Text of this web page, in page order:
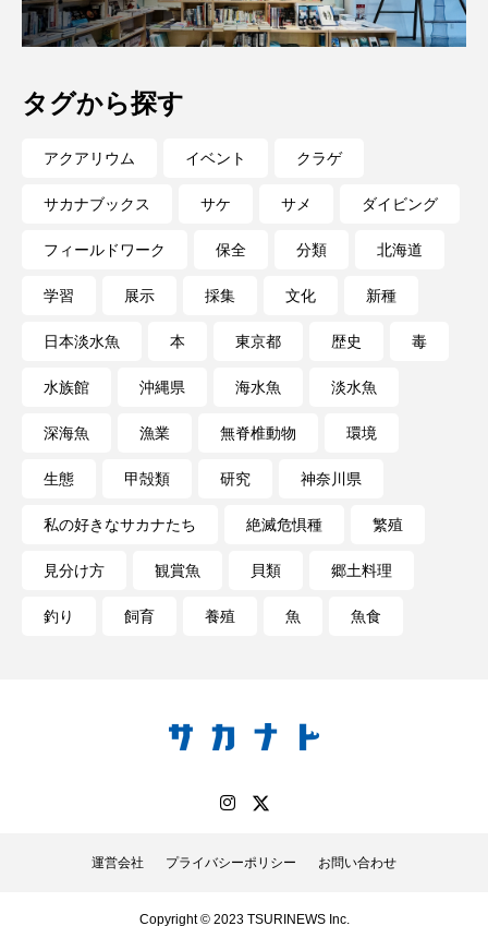
青森県 頭足類 食中毒 食文化
飼育 骨
魚食 鯛の鯛 鯨類 鰭脚類
鳥羽水族館 鴨川シーワールド
タグから探す
アクアリウム イベント クラゲ
サカナブックス サケ サメ ダイビング
フィールドワーク 保全 分類 北海道
学習 展示 採集 文化 新種
日本淡水魚 本 東京都 歴史 毒
水族館 沖縄県 海水魚 淡水魚
深海魚 漁業 無脊椎動物 環境
生態 甲殻類 研究 神奈川県
私の好きなサカナたち 絶滅危惧種 繁殖
見分け方 観賞魚 貝類 郷土料理
釣り 飼育 養殖 魚 魚食
運営会社 プライバシーポリシー お問い合わせ
Copyright © 2023 TSURINEWS Inc.